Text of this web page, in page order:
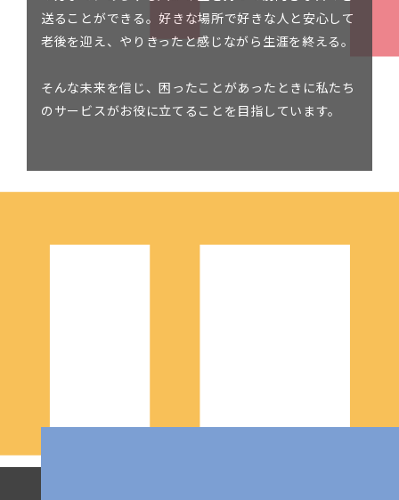
送ることができる。好きな場所で好きな人と安心して
老後を迎え、やりきったと感じながら生涯を終える。
そんな未来を信じ、困ったことがあったときに私たち
のサービスがお役に立てることを目指しています。